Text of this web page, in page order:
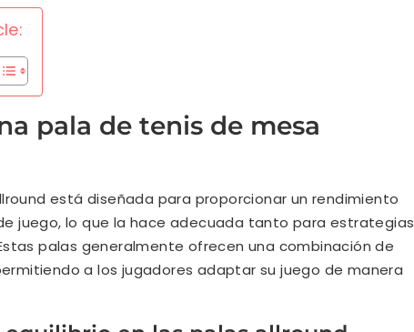
pala de tenis de mesa
está diseñada para proporcionar un rendimiento
juego, lo que la hace adecuada tanto para estrategias
palas generalmente ofrecen una combinación de
a los jugadores adaptar su juego de manera